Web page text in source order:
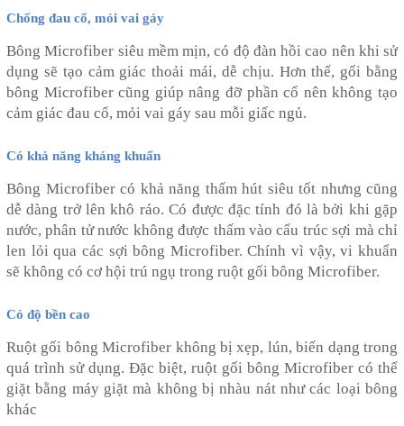
Chống đau cổ, mỏi vai gáy
Bông Microfiber siêu mềm mịn, có độ đàn hồi cao nên khi sử
dụng sẽ tạo cảm giác thoải mái, dễ chịu. Hơn thế, gối bằng
bông Microfiber cũng giúp nâng đỡ phần cổ nên không tạo
cảm giác đau cổ, mỏi vai gáy sau mỗi giấc ngủ.
Có khả năng kháng khuẩn
Bông Microfiber có khả năng thấm hút siêu tốt nhưng cũng
dễ dàng trở lên khô ráo. Có được đặc tính đó là bởi khi gặp
nước, phân tử nước không được thấm vào cấu trúc sợi mà chỉ
len lỏi qua các sợi bông Microfiber. Chính vì vậy, vi khuẩn
sẽ không có cơ hội trú ngụ trong ruột gối bông Microfiber.
Có độ bền cao
Ruột gối bông Microfiber không bị xẹp, lún, biến dạng trong
quá trình sử dụng. Đặc biệt, ruột gối bông Microfiber có thể
giặt bằng máy giặt mà không bị nhàu nát như các loại bông
khác